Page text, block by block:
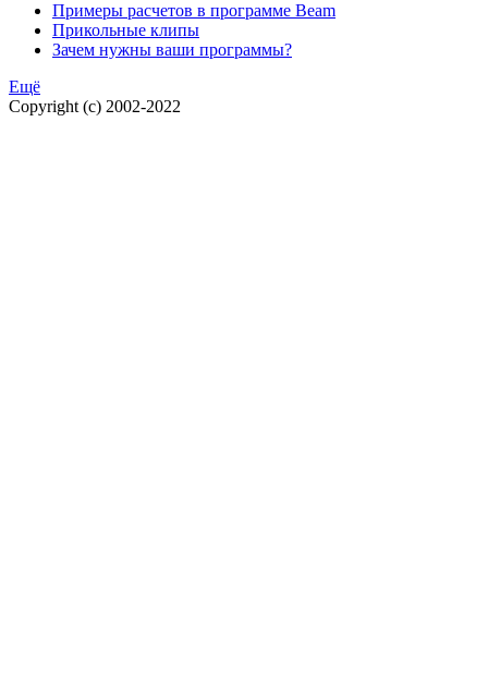
Примеры расчетов в программе Beam
Прикольные клипы
Зачем нужны ваши программы?
Ещё
Copyright (c) 2002-2022